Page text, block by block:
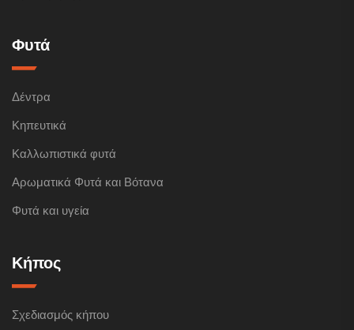
Φυτά
Δέντρα
Κηπευτικά
Καλλωπιστικά φυτά
Αρωματικά Φυτά και Βότανα
Φυτά και υγεία
Κήπος
Σχεδιασμός κήπου